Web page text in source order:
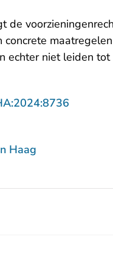
de
echter niet leiden
Haag